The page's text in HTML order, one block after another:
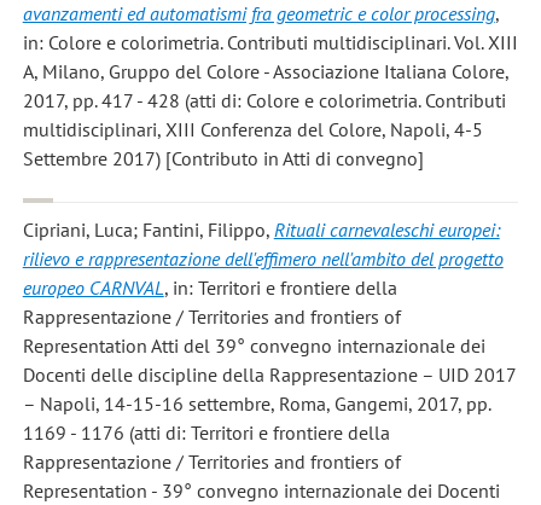
avanzamenti ed automatismi fra geometric e color processing,
in: Colore e colorimetria. Contributi multidisciplinari. Vol. XIII
A, Milano, Gruppo del Colore - Associazione Italiana Colore,
2017, pp. 417 - 428 (atti di: Colore e colorimetria. Contributi
multidisciplinari, XIII Conferenza del Colore, Napoli, 4-5
Settembre 2017) [Contributo in Atti di convegno]
Cipriani, Luca; Fantini, Filippo, Rituali carnevaleschi europei:
rilievo e rappresentazione dell'effimero nell'ambito del progetto
europeo CARNVAL , in: Territori e frontiere della
Rappresentazione / Territories and frontiers of
Representation Atti del 39° convegno internazionale dei
Docenti delle discipline della Rappresentazione – UID 2017
– Napoli, 14-15-16 settembre, Roma, Gangemi, 2017, pp.
1169 - 1176 (atti di: Territori e frontiere della
Rappresentazione / Territories and frontiers of
Representation - 39° convegno internazionale dei Docenti